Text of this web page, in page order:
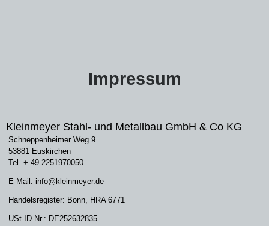
Impressum
Kleinmeyer Stahl- und Metallbau GmbH & Co KG
Schneppenheimer Weg 9
53881 Euskirchen
Tel. + 49 2251970050
E-Mail: info@kleinmeyer.de
Handelsregister: Bonn, HRA 6771
USt-ID-Nr.: DE252632835